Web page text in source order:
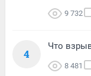
9 732
4
Что
8 481